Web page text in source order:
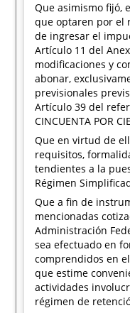
Que asimismo fijó,
que optaren por el
de ingresar el
Artículo 11 del
modificaciones y
abonar,
previsionales
Artículo 39 del
CINCUENTA POR
Que en virtud de
requisitos,
tendientes a la
Régimen
Que a fin de
mencionadas
Administración
sea efectuado en
comprendidos en
que estime
actividades
régimen de